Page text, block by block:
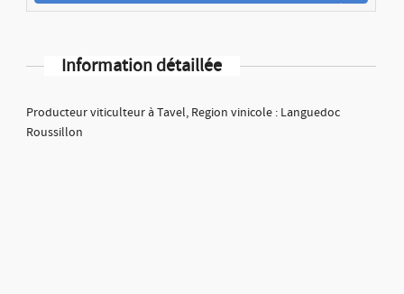
Information détaillée
Producteur viticulteur à Tavel, Region vinicole : Languedoc
Roussillon